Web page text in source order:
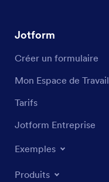
Jotform
Créer un formulaire
Mon Espace de Travail
Tarifs
Jotform Entreprise
Exemples
Produits